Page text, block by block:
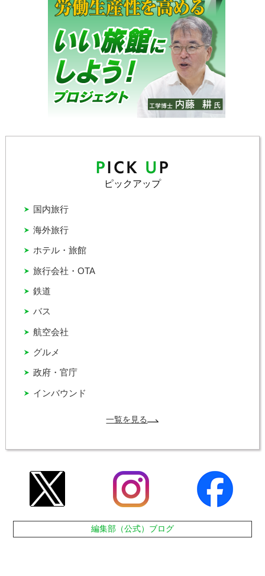
ピックアップ
インバウンド
グルメ
バス
ホテル・旅館
国内旅行
政府・官庁
旅行会社・OTA
海外旅行
航空会社
鉄道
一覧を見る
編集部（公式）ブログ